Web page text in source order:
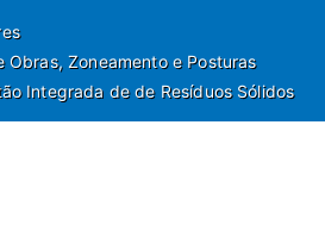
Obras, Zoneamento e Posturas
Integrada de de Resíduos Sólidos